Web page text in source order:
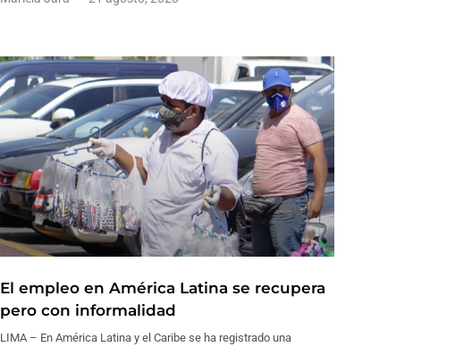
El empleo en América Latina se recupera
pero con informalidad
LIMA – En América Latina y el Caribe se ha registrado una